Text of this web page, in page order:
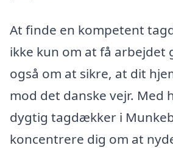
At finde en kompetent
ikke kun om at få arbejdet
også om at sikre, at dit
mod det danske vejr. Med
dygtig tagdækker i
koncentrere dig om at